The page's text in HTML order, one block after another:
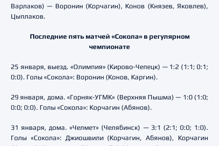
Варлаков) — Воронин (Корчагин), Конов (Князев, Яковлев),
Цыплаков.
Последние пять матчей «Сокола» в регулярном
чемпионате
25 января, выезд. «Олимпия» (Кирово-Чепецк) — 1:2 (1:1; 0:1;
0:0). Голы «Сокола»: Воронин (Конов, Каргин).
29 января, дома. «Горняк-УГМК» (Верхняя Пышма) — 1:0 (1:0;
0:0; 0:0). Голы «Сокола»: Корчагин (Абянов).
31 января, дома. «Челмет» (Челябинск) — 3:1 (2:1; 0:0; 1:0).
Голы «Сокола»: Джиошвили (Корчагин, Абянов), Корчагин